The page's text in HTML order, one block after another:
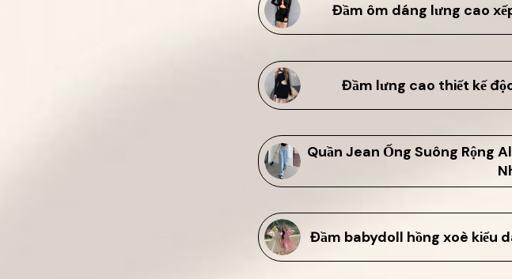
Đầm ôm dáng lưng cao
Đầm lưng cao thiết kế
Quần Jean Ống Suông Rộng
Đầm babydoll hồng xoè kiểu